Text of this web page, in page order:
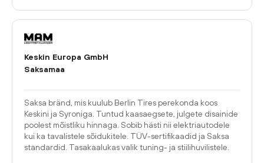
Keskin Europa GmbH
Saksamaa
Saksa bränd, mis kuulub Berlin Tires perekonda koos
Keskini ja Syroniga. Tuntud kaasaegsete, julgete disainide
poolest mõistliku hinnaga. Sobib hästi nii elektriautodele
kui ka tavalistele sõidukitele. TÜV-sertifikaadid ja Saksa
standardid. Tasakaalukas valik tuning- ja stiilihuvilistele.